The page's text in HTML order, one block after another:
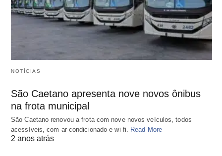
NOTÍCIAS
São Caetano apresenta nove novos ônibus
na frota municipal
São Caetano renovou a frota com nove novos veículos, todos
acessíveis, com ar-condicionado e wi-fi.
Read More
2 anos atrás